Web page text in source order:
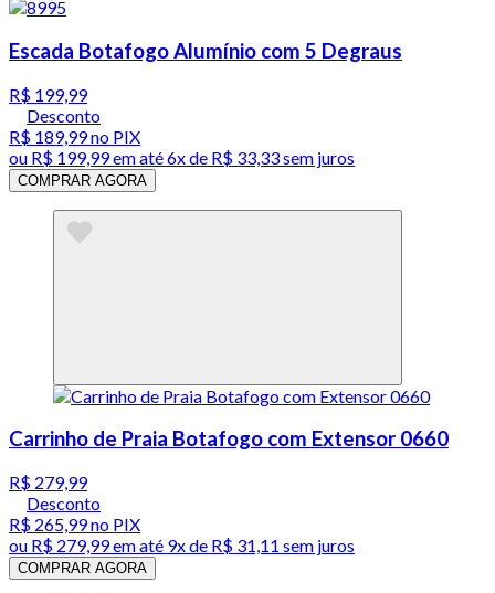
Escada Botafogo Alumínio com 5 Degraus
R$ 199,99
Desconto
R$ 189,99no PIX
ou R$ 199,99em até6x de R$ 33,33 sem juros
COMPRAR AGORA
Carrinho de Praia Botafogo com Extensor 0660
R$ 279,99
Desconto
R$ 265,99no PIX
ou R$ 279,99em até 9x de R$ 31,11 sem juros
COMPRAR AGORA